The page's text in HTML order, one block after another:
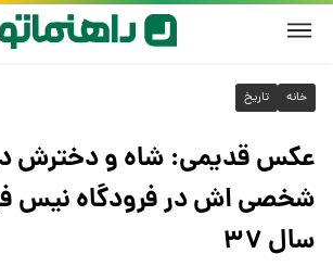
خانه تاریخ
عکس قدیمی: شاه و دخترش
شخصی اش در فرودگاه نیس
سال ۳۷